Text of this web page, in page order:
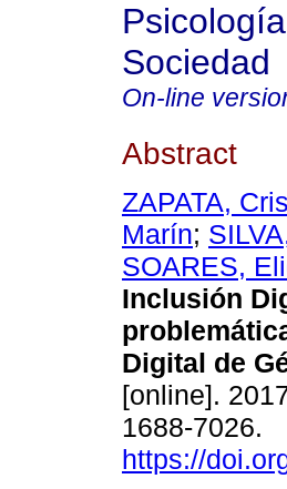
Sociedad
On-line
Abstract
ZAPATA,
Marín;
SOARES,
Inclusión
Digital de
[online].
1688-7026.
https://